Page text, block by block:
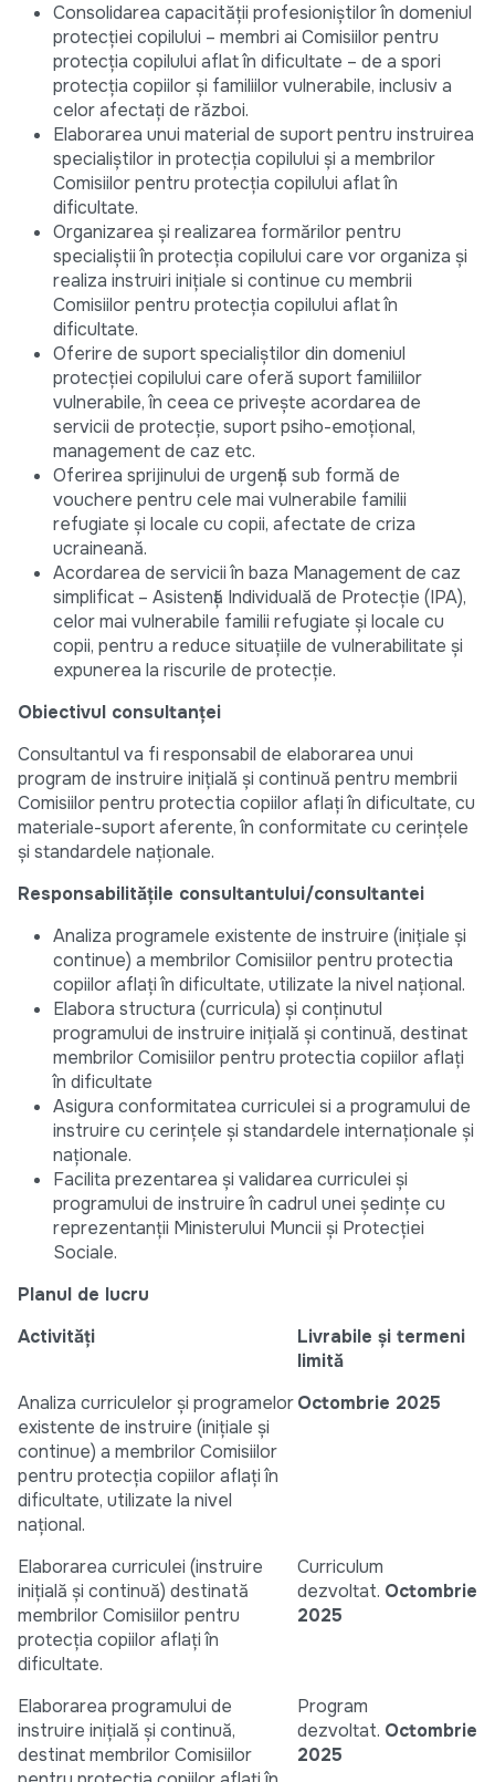
Consolidarea capacității profesioniștilor în domeniul
protecției copilului – membri ai Comisiilor pentru
protecția copilului aflat în dificultate – de a spori
protecția copiilor și familiilor vulnerabile, inclusiv a
celor afectați de război.
Elaborarea unui material de suport pentru instruirea
specialiștilor in protecția copilului și a membrilor
Comisiilor pentru protecția copilului aflat în
dificultate.
Organizarea și realizarea formărilor pentru
specialiștii în protecția copilului care vor organiza și
realiza instruiri inițiale si continue cu membrii
Comisiilor pentru protecția copilului aflat în
dificultate.
Oferire de suport specialiștilor din domeniul
protecției copilului care oferă suport familiilor
vulnerabile, în ceea ce privește acordarea de
servicii de protecție, suport psiho-emoțional,
management de caz etc.
Oferirea sprijinului de urgență sub formă de
vouchere pentru cele mai vulnerabile familii
refugiate și locale cu copii, afectate de criza
ucraineană.
Acordarea de servicii în baza Management de caz
simplificat – Asistență Individuală de Protecție (IPA),
celor mai vulnerabile familii refugiate și locale cu
copii, pentru a reduce situațiile de vulnerabilitate și
expunerea la riscurile de protecție.
Obiectivul consultanței
Consultantul va fi responsabil de elaborarea unui
program de instruire inițială și continuă pentru membrii
Comisiilor pentru protectia copiilor aflați în dificultate, cu
materiale-suport aferente, în conformitate cu cerințele
și standardele naționale.
Responsabilitățile consultantului/consultantei
Analiza programele existente de instruire (inițiale și
continue) a membrilor Comisiilor pentru protectia
copiilor aflați în dificultate, utilizate la nivel național.
Elabora structura (curricula) și conținutul
programului de instruire inițială și continuă, destinat
membrilor Comisiilor pentru protectia copiilor aflați
în dificultate
Asigura conformitatea curriculei si a programului de
instruire cu cerințele și standardele internaționale și
naționale.
Facilita prezentarea și validarea curriculei și
programului de instruire în cadrul unei ședințe cu
reprezentanții Ministerului Muncii și Protecției
Sociale.
Planul de lucru
Activități
Livrabile și termeni
limită
Analiza curriculelor și programelor
existente de instruire (inițiale și
continue) a membrilor Comisiilor
pentru protecția copiilor aflați în
dificultate, utilizate la nivel
național.
Octombrie 2025
Elaborarea curriculei (instruire
inițială și continuă) destinată
membrilor Comisiilor pentru
protecția copiilor aflați în
dificultate.
Curriculum
dezvoltat. Octombrie
2025
Elaborarea programului de
instruire inițială și continuă,
destinat membrilor Comisiilor
Program
dezvoltat. Octombrie
2025